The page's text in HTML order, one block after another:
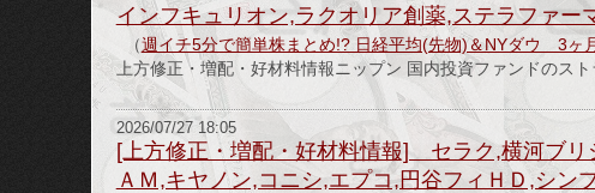
インフキュリオン,ラクオリア創薬,ステラファー
（週イチ5分で簡単株まとめ!? 日経平均(先物)＆NYダウ 3ヶ
上方修正・増配・好材料情報ニップン 国内投資ファンドのス
2026/07/27 18:05
[上方修正・増配・好材料情報] セラク,横河ブリ
ＡＭ,キヤノン,コニシ,エプコ,円谷フィＨＤ,シン